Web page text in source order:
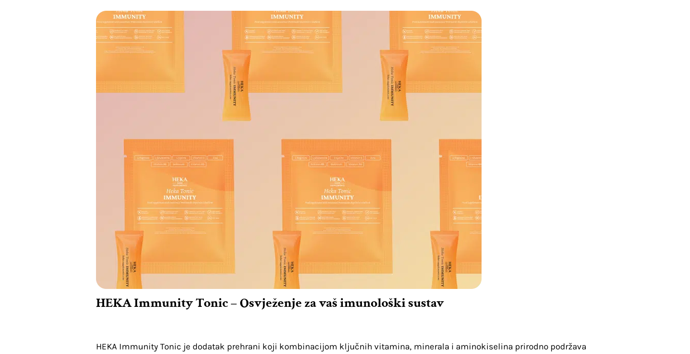
HEKA Immunity Tonic – Osvježenje za vaš imunološki sustav
HEKA Immunity Tonic je dodatak prehrani koji kombinacijom ključnih vitamina, minerala i aminokiselina prirodno podržava